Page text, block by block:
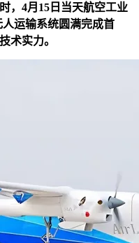
，4月15日当天航空工业
运输系统圆满完成首
术实力。